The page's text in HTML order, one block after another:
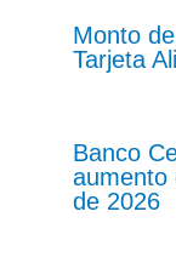
Monto
Tarjeta
Banco
aumento
de 2026